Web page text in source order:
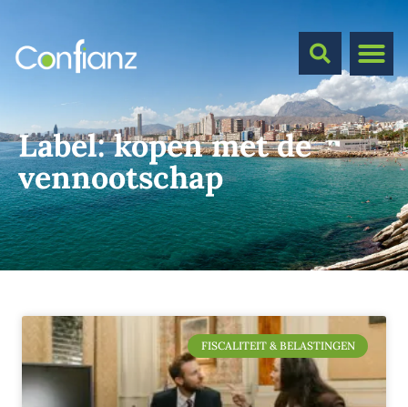
Label:kopen met de
vennootschap
FISCALITEIT & BELASTINGEN